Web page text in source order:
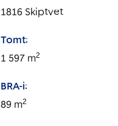
1816 Skiptvet
Tomt:
1 597 m2
BRA-i:
89 m2